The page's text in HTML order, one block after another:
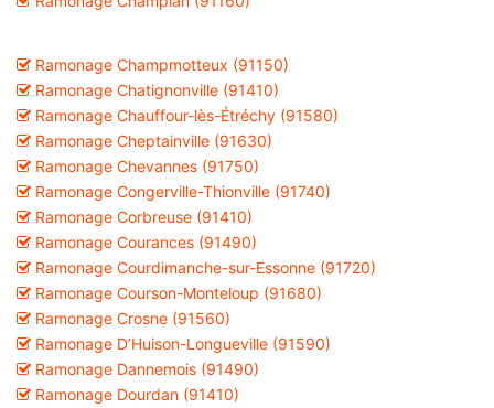
Ramonage Champmotteux (91150)
Ramonage Chatignonville (91410)
Ramonage Chauffour-lès-Étréchy (91580)
Ramonage Cheptainville (91630)
Ramonage Chevannes (91750)
Ramonage Congerville-Thionville (91740)
Ramonage Corbreuse (91410)
Ramonage Courances (91490)
Ramonage Courdimanche-sur-Essonne (91720)
Ramonage Courson-Monteloup (91680)
Ramonage Crosne (91560)
Ramonage D’Huison-Longueville (91590)
Ramonage Dannemois (91490)
Ramonage Dourdan (91410)